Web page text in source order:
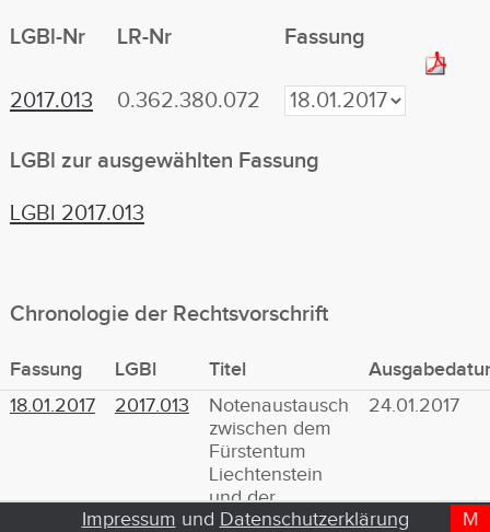
LGBl-Nr LR-Nr Fassung
2017.013 0.362.380.072
LGBl zur ausgewählten Fassung
LGBl 2017.013
Chronologie der Rechtsvorschrift
Fassung LGBl Titel
18.01.2017
2017.013
Notenaustausch
zwischen dem
Fürstentum
Liechtenstein
und der
Europäischen
24.01.2017
D
T
M
Impressum und Datenschutzerklärung